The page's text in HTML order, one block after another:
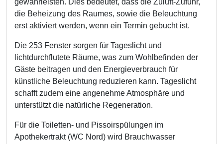
gewährleisten. Dies bedeutet, dass die Zuluft-Zufuhr,
die Beheizung des Raumes, sowie die Beleuchtung
erst aktiviert werden, wenn ein Termin gebucht ist.
Die 253 Fenster sorgen für Tageslicht und
lichtdurchflutete Räume, was zum Wohlbefinden der
Gäste beitragen und den Energieverbrauch für
künstliche Beleuchtung reduzieren kann. Tageslicht
schafft zudem eine angenehme Atmosphäre und
unterstützt die natürliche Regeneration.
Für die Toiletten- und Pissoirspülungen im
Apothekertrakt (WC Nord) wird Brauchwasser